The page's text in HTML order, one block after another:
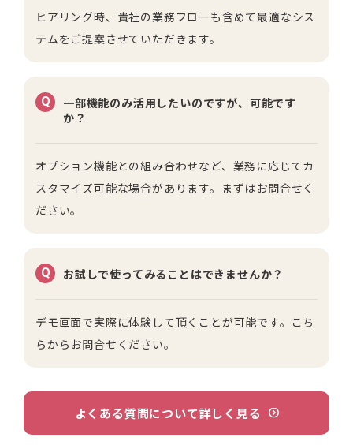
ヒアリング時、貴社の業務フローも含めて最適なシス
テムをご提案させていただきます。
Q
一部機能のみ活用したいのですが、可能です
か？
オプション機能との組み合わせなど、業務に応じてカ
スタマイズ可能な場合があります。 まずはお問合せく
ださい。
Q お試しで使ってみることはできませんか？
デモ画面で実際に体験して頂くことが可能です。 こち
らからお問合せください。
よくある質問について詳しく見る